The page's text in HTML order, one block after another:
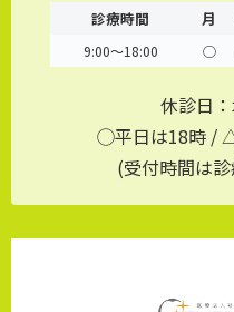
診療時間 月
9:00～18:00 ◯
休診日
◯平日は18時 /
(受付時間は